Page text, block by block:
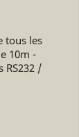
tous les
10m -
RS232 /